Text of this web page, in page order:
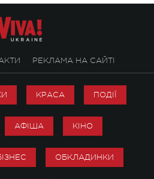
РЕКЛАМА НА САЙТІ
КРАСА ПОДІЇ
АФІША КІНО
ОБКЛАДИНКИ